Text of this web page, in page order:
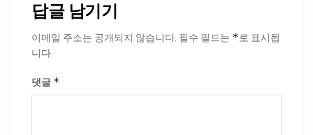
답글 남기기
이메일 주소는 공개되지 않습니다. 필수 필드는 *로 표시됩
니다
댓글 *